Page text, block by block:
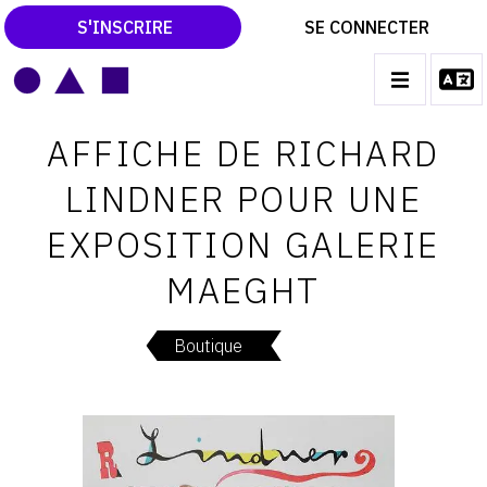
S'INSCRIRE SE CONNECTER
navigation
CATALOGUES RAISONNÉS
LES EXPOSITIONS
LES VERNISSAGES
ARCHIVES DES EXPOSITIONS
ACTUALITÉS DU MONDE DE L'ART
LEXIQUE ARTISTIQUE
AFFICHE DE RICHARD
LINDNER POUR UNE
EXPOSITION GALERIE
MAEGHT
Boutique